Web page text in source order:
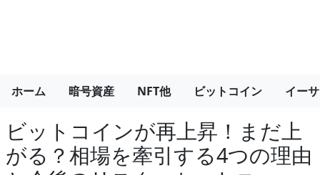
ホーム 暗号資産 NFT他 ビットコイン イー
ビットコインが再上昇！まだ上
がる？相場を牽引する4つの理由